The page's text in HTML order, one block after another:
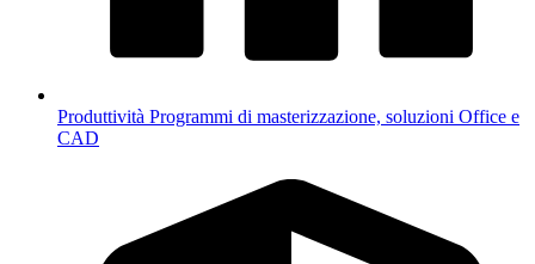
Produttività Programmi di masterizzazione, soluzioni Office e
CAD